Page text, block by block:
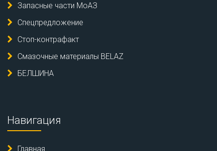
Запасные части МоАЗ
Спецпредложение
Стоп-контрафакт
Смазочные материалы BELAZ
БЕЛШИНА
Навигация
Главная